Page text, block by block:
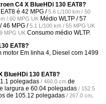
C4 X BlueHDi 130 EAT8?
é 42 MPG /5.6 L/100 km / 50
/ 60 MPG UK Médio WLTP /57
46 MPG /5.1 L/100 km / 55 MPG UK
MPG UK Consumo médio WLTP.
EAT8?
motor Em linha 4, Diesel com 1499
BlueHDi 130 EAT8?
polegadas / 460.0 cm de
largura e 60.04 polegadas / 152.5
de 105.12 polegadas / 267.0 cm